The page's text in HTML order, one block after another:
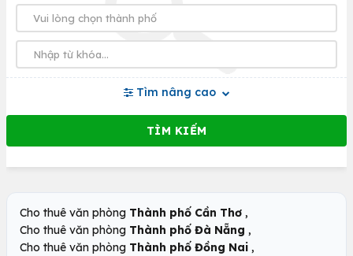
Tìm nâng cao
Cho thuê văn phòng Thành phố Cần Thơ ,
Cho thuê văn phòng Thành phố Đà Nẵng ,
Cho thuê văn phòng Thành phố Đồng Nai ,